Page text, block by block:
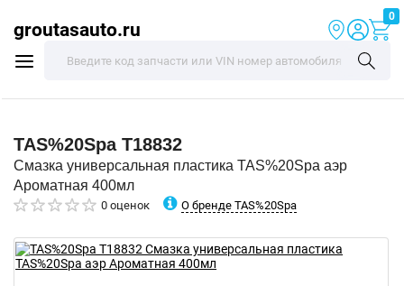
groutasauto.ru
0
TAS%20Spa T18832
Смазка универсальная пластика TAS%20Spa аэр
Ароматная 400мл
0 оценок О бренде TAS%20Spa